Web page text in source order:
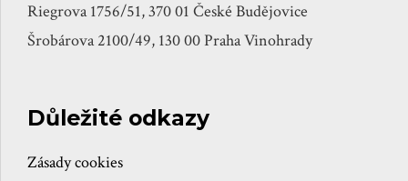
Riegrova 1756/51, 370 01 České Budějovice
Šrobárova 2100/49, 130 00 Praha Vinohrady
Důležité odkazy
Zásady cookies